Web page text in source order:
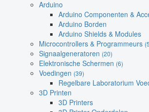
Arduino
Arduino Componenten &
Arduino Borden
Arduino Shields & Modules
Microcontrollers & Programmeurs
Signaalgeneratoren (20)
Elektronische Schermen (6)
Voedingen (39)
Regelbare Laboratorium
3D Printen
3D Printers